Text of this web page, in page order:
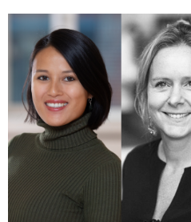
(Chartered Institute of
Torsson wordt uitvoerend directeur.